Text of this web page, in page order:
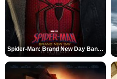
Spider-Man: Brand New Day Bande-annonce VO STFR